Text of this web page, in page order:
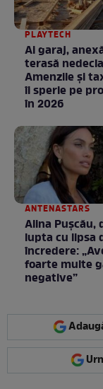
PLAYTECH
Ai garaj,
terasă
Amenzile și
îi sperie pe
în 2026
ANTENASTARS
Alina Pușcău,
lupta cu lipsa
încredere:
foarte multe
negative”